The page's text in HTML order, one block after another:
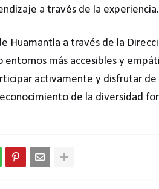
a través de la experiencia.
Huamantla a través de la
más accesibles y
activamente y disfrutar de
de la diversidad